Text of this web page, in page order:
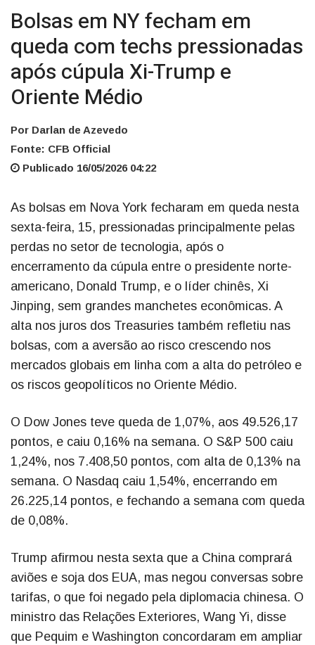
Bolsas em NY fecham em
queda com techs pressionadas
após cúpula Xi-Trump e
Oriente Médio
Por Darlan de Azevedo
Fonte: CFB Official
Publicado 16/05/2026 04:22
As bolsas em Nova York fecharam em queda nesta
sexta-feira, 15, pressionadas principalmente pelas
perdas no setor de tecnologia, após o
encerramento da cúpula entre o presidente norte-
americano, Donald Trump, e o líder chinês, Xi
Jinping, sem grandes manchetes econômicas. A
alta nos juros dos Treasuries também refletiu nas
bolsas, com a aversão ao risco crescendo nos
mercados globais em linha com a alta do petróleo e
os riscos geopolíticos no Oriente Médio.
O Dow Jones teve queda de 1,07%, aos 49.526,17
pontos, e caiu 0,16% na semana. O S&P 500 caiu
1,24%, nos 7.408,50 pontos, com alta de 0,13% na
semana. O Nasdaq caiu 1,54%, encerrando em
26.225,14 pontos, e fechando a semana com queda
de 0,08%.
Trump afirmou nesta sexta que a China comprará
aviões e soja dos EUA, mas negou conversas sobre
tarifas, o que foi negado pela diplomacia chinesa. O
ministro das Relações Exteriores, Wang Yi, disse
que Pequim e Washington concordaram em ampliar